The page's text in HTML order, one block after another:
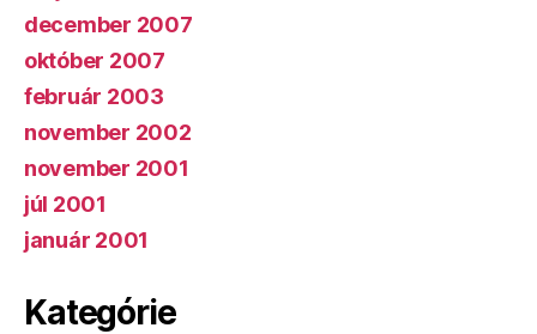
december 2007
október 2007
február 2003
november 2002
november 2001
júl 2001
január 2001
Kategórie